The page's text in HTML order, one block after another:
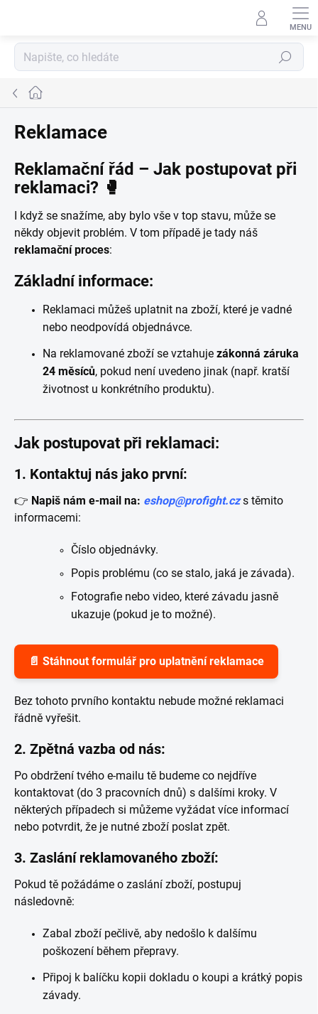
Hledat
Domů
Reklamace
Reklamační řád – Jak postupovat při
reklamaci? 🥊
I když se snažíme, aby bylo vše v top stavu, může se
někdy objevit problém. V tom případě je tady náš
reklamační proces:
Základní informace:
Reklamaci můžeš uplatnit na zboží, které je vadné
nebo neodpovídá objednávce.
Na reklamované zboží se vztahuje zákonná záruka
24 měsíců, pokud není uvedeno jinak (např. kratší
životnost u konkrétního produktu).
Jak postupovat při reklamaci:
1. Kontaktuj nás jako první:
👉 Napiš nám e-mail na: eshop@profight.czs těmito
informacemi:
Číslo objednávky.
Popis problému (co se stalo, jaká je závada).
Fotografie nebo video, které závadu jasně
ukazuje (pokud je to možné).
📄 Stáhnout formulář pro uplatnění reklamace
Bez tohoto prvního kontaktu nebude možné reklamaci
řádně vyřešit.
2. Zpětná vazba od nás:
Po obdržení tvého e-mailu tě budeme co nejdříve
kontaktovat (do 3 pracovních dnů) s dalšími kroky. V
některých případech si můžeme vyžádat více informací
nebo potvrdit, že je nutné zboží poslat zpět.
3. Zaslání reklamovaného zboží:
Pokud tě požádáme o zaslání zboží, postupuj
následovně:
Zabal zboží pečlivě, aby nedošlo k dalšímu
poškození během přepravy.
Připoj k balíčku kopii dokladu o koupi a krátký popis
závady.